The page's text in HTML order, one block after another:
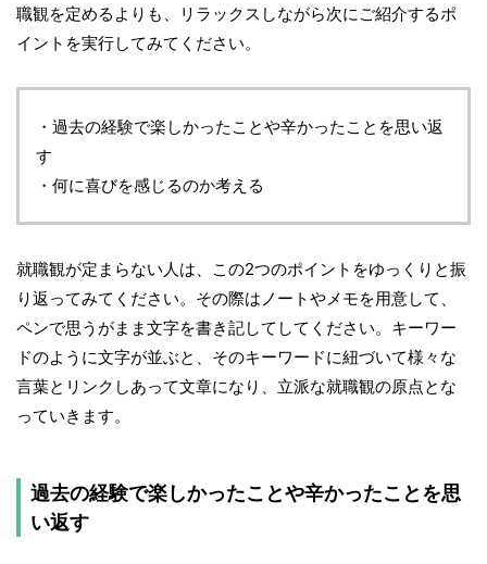
職観を定めるよりも、リラックスしながら次にご紹介するポ
イントを実行してみてください。
・過去の経験で楽しかったことや辛かったことを思い返
す
・何に喜びを感じるのか考える
就職観が定まらない人は、この2つのポイントをゆっくりと振
り返ってみてください。その際はノートやメモを用意して、
ペンで思うがまま文字を書き記してしてください。キーワー
ドのように文字が並ぶと、そのキーワードに紐づいて様々な
言葉とリンクしあって文章になり、立派な就職観の原点とな
っていきます。
過去の経験で楽しかったことや辛かったことを思
い返す